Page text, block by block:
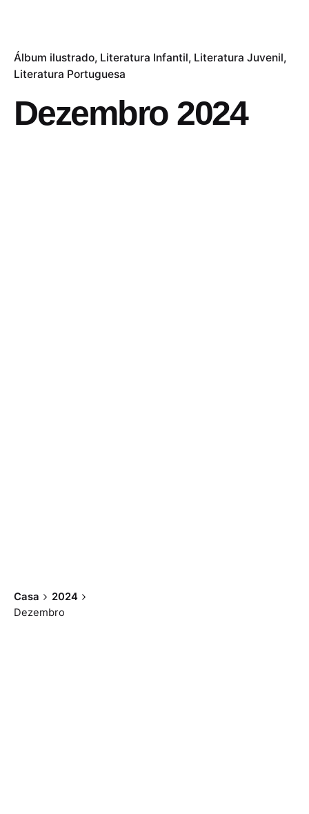
Álbum ilustrado Literatura Infantil Literatura Juvenil
Literatura Portuguesa
Dezembro 2024
Casa
2024
Dezembro